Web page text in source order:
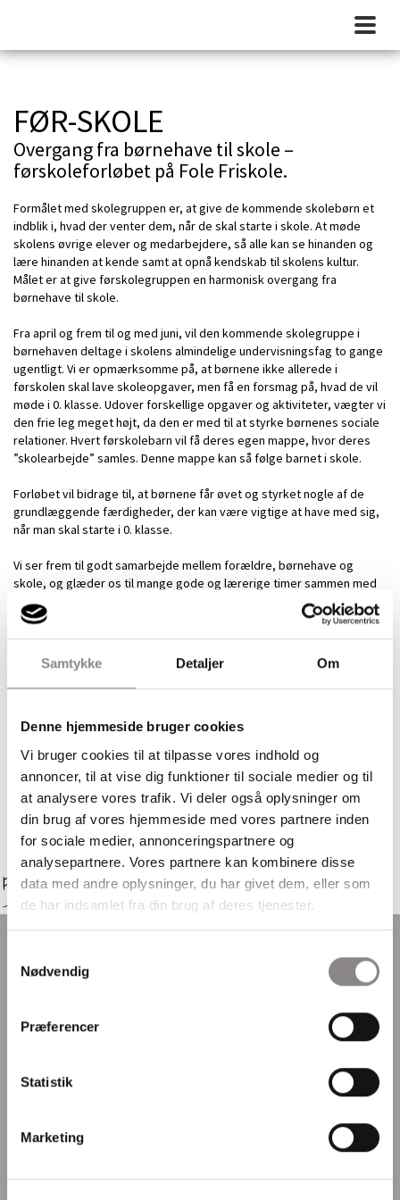
Samtykke Detaljer Om
Denne hjemmeside bruger cookies
Vi bruger cookies til at tilpasse vores indhold og
annoncer, til at vise dig funktioner til sociale medier og til
at analysere vores trafik. Vi deler også oplysninger om
din brug af vores hjemmeside med vores partnere inden
for sociale medier, annonceringspartnere og
analysepartnere. Vores partnere kan kombinere disse
data med andre oplysninger, du har givet dem, eller som
de har indsamlet fra din brug af deres tjenester.
Nødvendig
Præferencer
Statistik
Marketing
FØR-SKOLE
Overgang fra børnehave til skole –
førskoleforløbet på Fole Friskole.
Formålet med skolegruppen er, at give de kommende skolebørn et
indblik i, hvad der venter dem, når de skal starte i skole. At møde
skolens øvrige elever og medarbejdere, så alle kan se hinanden og
lære hinanden at kende samt at opnå kendskab til skolens kultur.
Målet er at give førskolegruppen en harmonisk overgang fra
børnehave til skole.
Fra april og frem til og med juni, vil den kommende skolegruppe i
børnehaven deltage i skolens almindelige undervisningsfag to gange
ugentligt. Vi er opmærksomme på, at børnene ikke allerede i
førskolen skal lave skoleopgaver, men få en forsmag på, hvad de vil
møde i 0. klasse. Udover forskellige opgaver og aktiviteter, vægter vi
den frie leg meget højt, da den er med til at styrke børnenes sociale
relationer. Hvert førskolebarn vil få deres egen mappe, hvor deres
”skolearbejde” samles. Denne mappe kan så følge barnet i skole.
Forløbet vil bidrage til, at børnene får øvet og styrket nogle af de
grundlæggende færdigheder, der kan være vigtige at have med sig,
når man skal starte i 0. klasse.
Vi ser frem til godt samarbejde mellem forældre, børnehave og
skole, og glæder os til mange gode og lærerige timer sammen med
jeres børn.
Fole Friskole & Naturbørnehave
- et godt sted at være
CVR: 20006897